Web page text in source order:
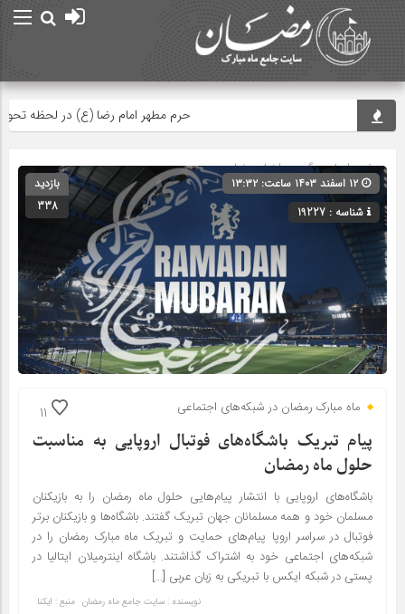
حرم مطهر امام رضا (ع) در لحظه تحویل
صفحه اصلی» گروه »اخبار رمضان
شناسه : 19227
بازدید
338
11 ماه مبارک رمضان در شبکه‌های اجتماعی
پیام تبریک باشگاه‌های فوتبال اروپایی به مناسبت
حلول ماه رمضان
باشگاه‌های اروپایی با انتشار پیام‌هایی حلول ماه رمضان را به بازیکنان
مسلمان خود و همه مسلمانان جهان تبریک گفتند. باشگاه‌ها و بازیکنان برتر
فوتبال در سراسر اروپا پیام‌های حمایت و تبریک ماه مبارک رمضان را در
شبکه‌های اجتماعی خود به اشتراک گذاشتند. باشگاه اینترمیلان ایتالیا در
پستی در شبکه ایکس با تبریکی به زبان عربی […]
نویسنده : سایت جامع ماه رمضان منبع : ایکنا